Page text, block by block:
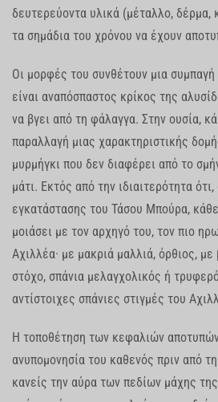
δευτερεύοντα υλικά (μέταλλο, δέρμα,
τα σημάδια του χρόνου να έχουν
Οι μορφές του συνθέτουν μια
είναι αναπόσπαστος κρίκος της
να βγει από τη φάλαγγα. Στην ουσία,
παραλλαγή μιας χαρακτηριστικής
μυρμήγκι που δεν διαφέρει από το
μάτι. Εκτός από την ιδιαιτερότητα
εγκατάστασης του Τάσου Μπούρα,
μοιάσει με τον αρχηγό του, τον πιο
Αχιλλέα· με μακριά μαλλιά, όρθιος,
στόχο, σπάνια μελαγχολικός ή
αντίστοιχες σπάνιες στιγμές του
Η τοποθέτηση των κεφαλιών
ανυπομονησία του καθενός πριν από
κανείς την αύρα των πεδίων μάχης